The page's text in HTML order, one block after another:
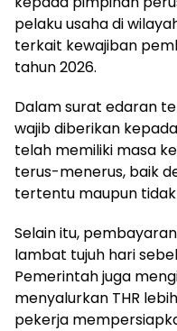
pelaku usaha di
terkait kewajiban
tahun 2026.
Dalam surat edaran
wajib diberikan
telah memiliki masa
terus-menerus, baik
tertentu maupun
Selain itu,
lambat tujuh hari
Pemerintah juga
menyalurkan THR
pekerja